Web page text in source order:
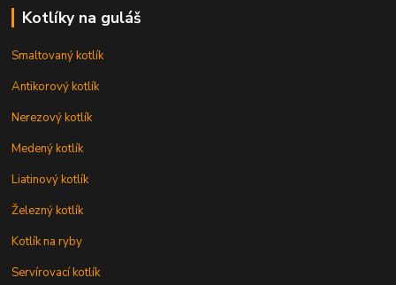
Kotlíky na guláš
Smaltovaný kotlík
Antikorový kotlík
Nerezový kotlík
Medený kotlík
Liatinový kotlík
Železný kotlík
Kotlík na ryby
Servírovací kotlík